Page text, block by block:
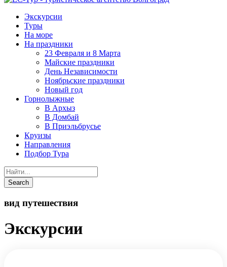
Экскурсии
Туры
На море
На праздники
23 Февраля и 8 Марта
Майские праздники
День Независимости
Ноябрьские праздники
Новый год
Горнолыжные
В Архыз
В Домбай
В Приэльбрусье
Круизы
Направления
Подбор Тура
вид путешествия
Экскурсии